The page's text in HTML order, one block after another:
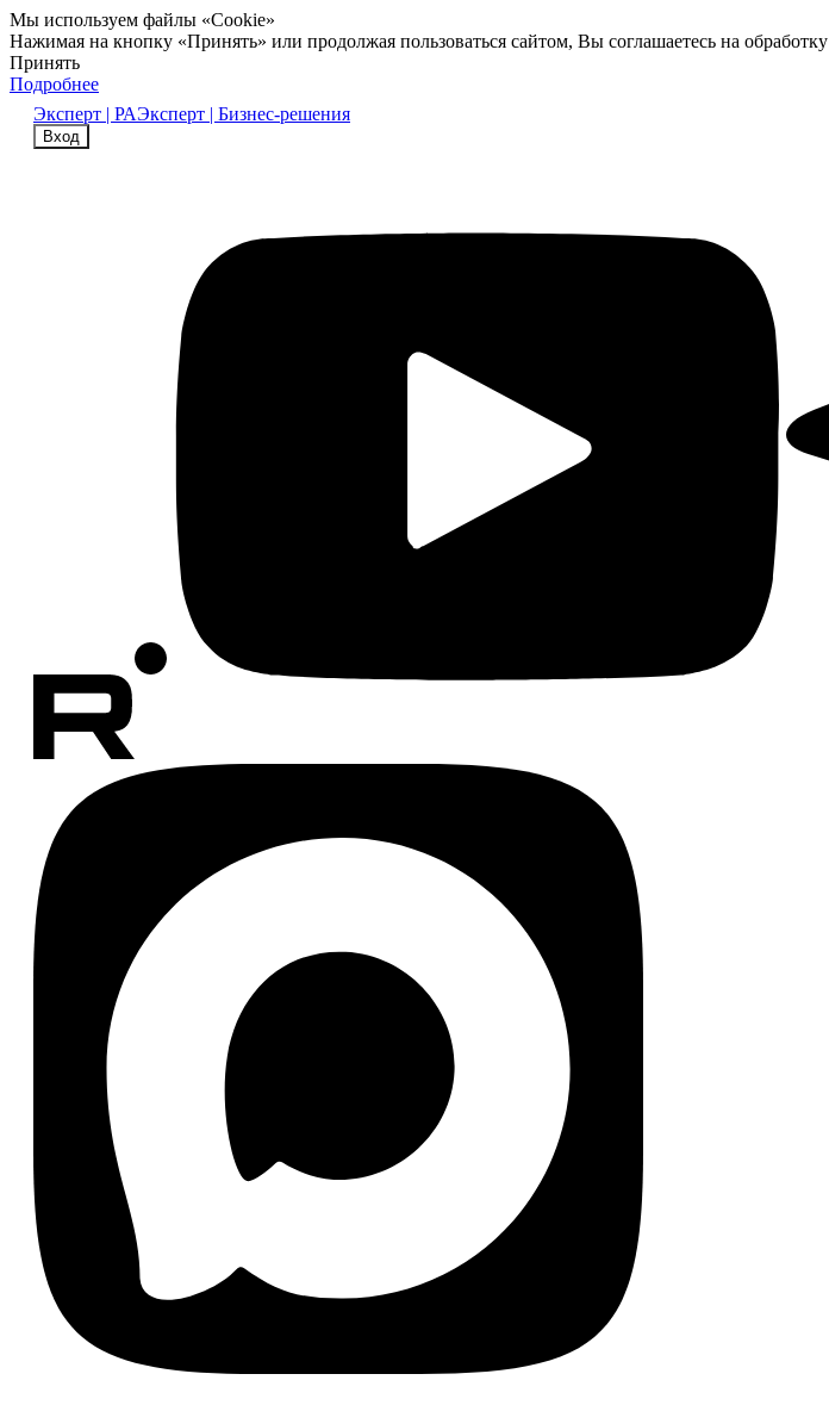
Мы используем файлы «Cookie»
Нажимая на кнопку «Принять» или продолжая пользоваться сайтом, Вы соглашаетесь на
Принять
Подробнее
Эксперт | РАЭксперт | Бизнес-решения
Вход